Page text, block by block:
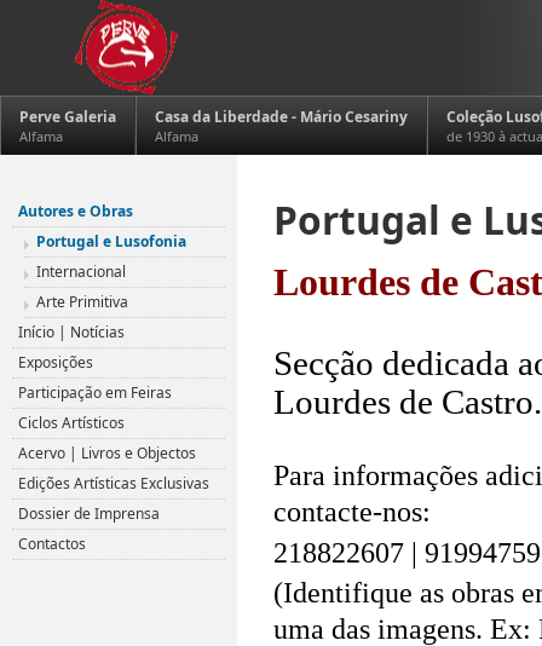
Perve Galeria
Alfama
Casa da Liberdade - Mário Cesariny
Alfama
Coleção
de 1930 à
Portugal e
Lourdes de
Secção dedicada
Lourdes de Castro.
Para informações
contacte-nos:
218822607 |
(Identifique as obras
uma das imagens.
Autores e Obras
Portugal e Lusofonia
Internacional
Arte Primitiva
Início | Notícias
Exposições
Participação em Feiras
Ciclos Artísticos
Acervo | Livros e Objectos
Edições Artísticas Exclusivas
Dossier de Imprensa
Contactos